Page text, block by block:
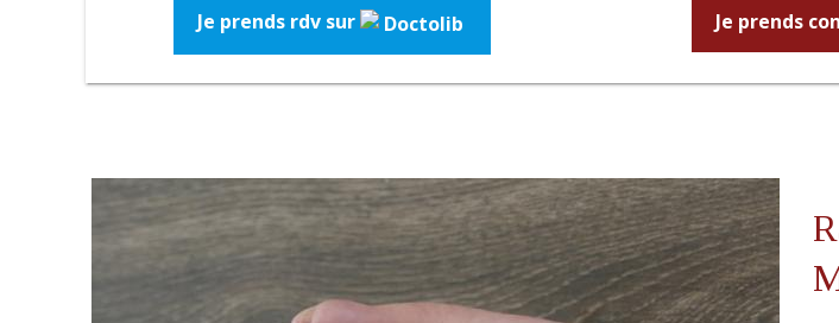
Je prends rdv sur Je prends